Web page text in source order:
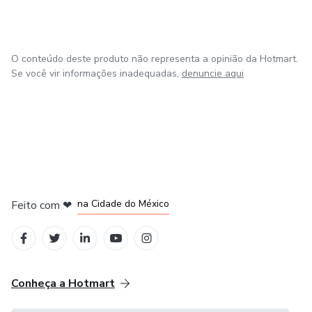
bem estar e a saúde que sempre desejou.
O conteúdo deste produto não representa a opinião da Hotmart.
Se você vir informações inadequadas, denuncie aqui
Feito com ❤ na Cidade do México
Conheça a Hotmart